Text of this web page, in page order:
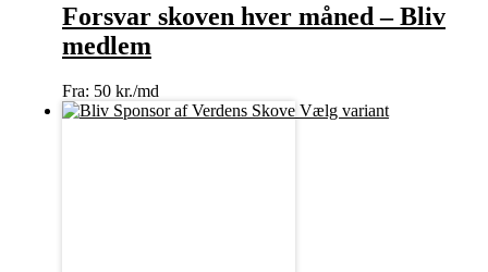
Forsvar skoven hver måned – Bliv
medlem
Fra: 50 kr./md
Vælg variant